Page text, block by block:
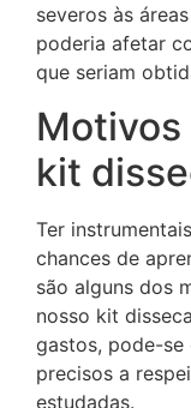
severos às
poderia afetar
que seriam
Motivos
kit
Ter
chances de
são alguns dos
nosso kit
gastos, pode-se
precisos a
estudadas.